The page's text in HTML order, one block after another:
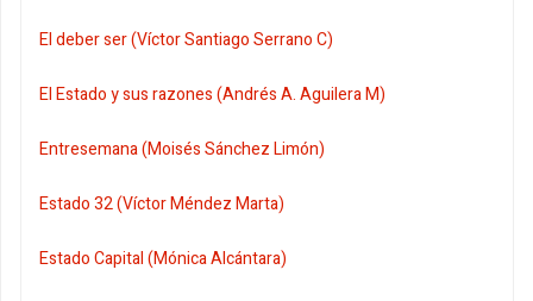
El deber ser (Víctor Santiago Serrano C)
El Estado y sus razones (Andrés A. Aguilera M)
Entresemana (Moisés Sánchez Limón)
Estado 32 (Víctor Méndez Marta)
Estado Capital (Mónica Alcántara)